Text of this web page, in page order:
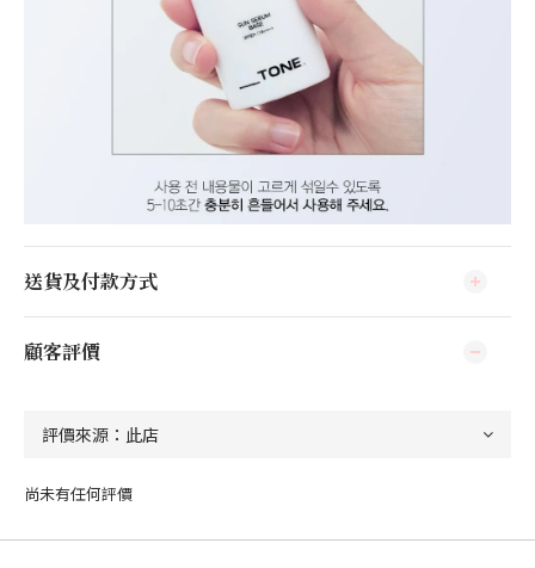
送貨及付款方式
顧客評價
尚未有任何評價